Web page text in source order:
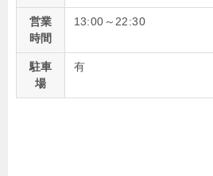
営業
時間
13:00～22:30
駐車
場
有